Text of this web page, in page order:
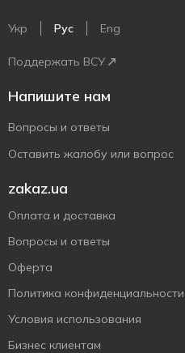
Укр Рус Eng
Поддержать ВСУ
Напишите нам
Вопросы и ответы
Оставить жалобу или вопрос
zakaz.ua
Оплата и доставка
Вопросы и ответы
Оферта
Политика конфиденциальности
Условия использования
Бизнес клиентам